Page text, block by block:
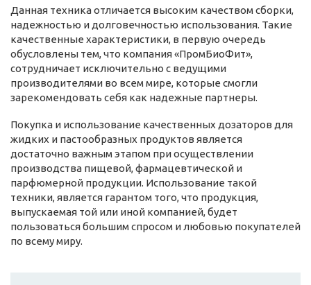
Данная техника отличается высоким качеством сборки,
надежностью и долговечностью использования. Такие
качественные характеристики, в первую очередь
обусловлены тем, что компания «ПромБиоФит»,
сотрудничает исключительно с ведущими
производителями во всем мире, которые смогли
зарекомендовать себя как надежные партнеры.
Покупка и использование качественных дозаторов для
жидких и пастообразных продуктов является
достаточно важным этапом при осуществлении
производства пищевой, фармацевтической и
парфюмерной продукции. Использование такой
техники, является гарантом того, что продукция,
выпускаемая той или иной компанией, будет
пользоваться большим спросом и любовью покупателей
по всему миру.